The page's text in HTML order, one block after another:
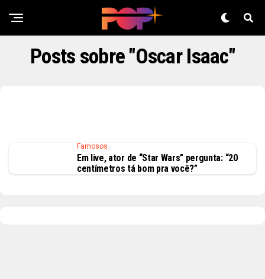
Posts sobre "Oscar Isaac"
Famosos
Em live, ator de “Star Wars” pergunta: “20
centímetros tá bom pra você?”